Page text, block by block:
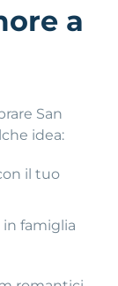
a
San
idea:
il tuo
famiglia